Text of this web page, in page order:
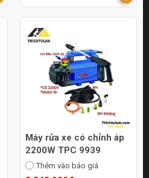
Máy rửa xe có chỉnh áp
2200W TPC 9939
Thêm vào báo giá